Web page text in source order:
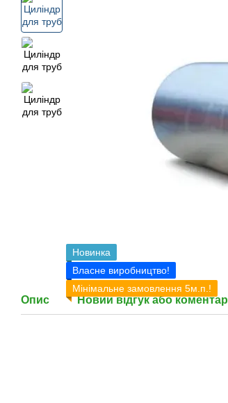
Новинка
Власне виробництво!
Мінімальне замовлення 5м.п.!
Опис Новий відгук або коментар